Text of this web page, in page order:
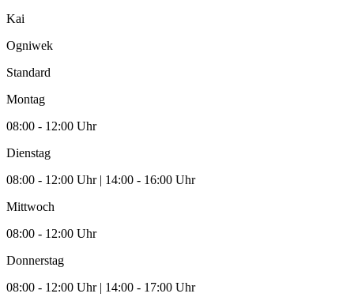
Kai
Ogniwek
Standard
Montag
08:00 - 12:00 Uhr
Dienstag
08:00 - 12:00 Uhr | 14:00 - 16:00 Uhr
Mittwoch
08:00 - 12:00 Uhr
Donnerstag
08:00 - 12:00 Uhr | 14:00 - 17:00 Uhr